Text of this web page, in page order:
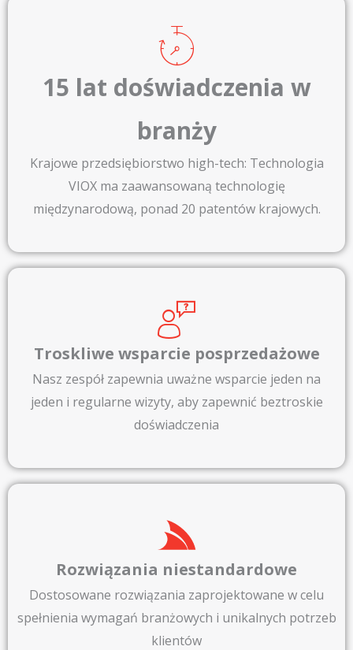
15 lat doświadczenia w
branży
Krajowe przedsiębiorstwo high-tech: Technologia
VIOX ma zaawansowaną technologię
międzynarodową, ponad 20 patentów krajowych.
Troskliwe wsparcie posprzedażowe
Nasz zespół zapewnia uważne wsparcie jeden na
jeden i regularne wizyty, aby zapewnić beztroskie
doświadczenia
Rozwiązania niestandardowe
Dostosowane rozwiązania zaprojektowane w celu
spełnienia wymagań branżowych i unikalnych potrzeb
klientów